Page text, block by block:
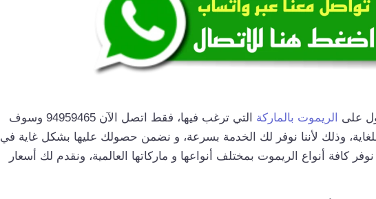
على الريموت بالماركة
التي ترغب فيها، فقط اتصل الآن 94959465 وسوف
وذلك لأننا نوفر لك الخدمة بسرعة، و نضمن حصولك عليها بشكل غاية في
كافة أنواع الريموت بمختلف أنواعها و ماركاتها العالمية، ونقدم لك أسعار